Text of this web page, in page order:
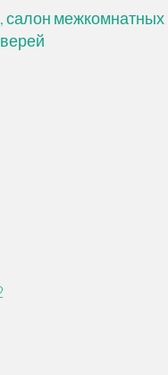
салон межкомнатных